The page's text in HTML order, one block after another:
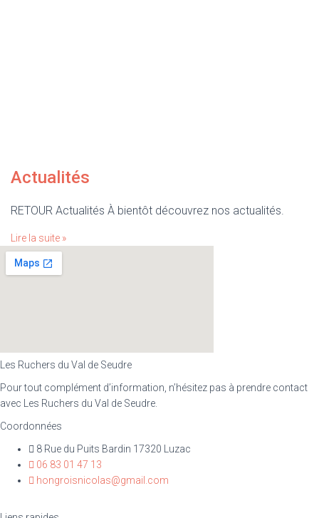
Actualités
RETOUR Actualités À bientôt découvrez nos actualités.
Lire la suite »
Les Ruchers du Val de Seudre
Pour tout complément d’information, n’hésitez pas à prendre contact
avec Les Ruchers du Val de Seudre.
Coordonnées
8 Rue du Puits Bardin 17320 Luzac
06 83 01 47 13
hongroisnicolas@gmail.com